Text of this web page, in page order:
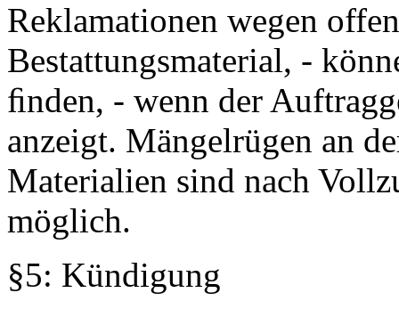
Reklamationen wegen
Bestattungsmaterial, -
ﬁnden, - wenn der
anzeigt. Mängelrügen an
Materialien sind nach
möglich.
§5: Kündigung